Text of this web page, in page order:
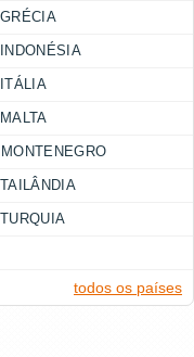
GRÉCIA
INDONÉSIA
ITÁLIA
MALTA
MONTENEGRO
TAILÂNDIA
TURQUIA
todos os países